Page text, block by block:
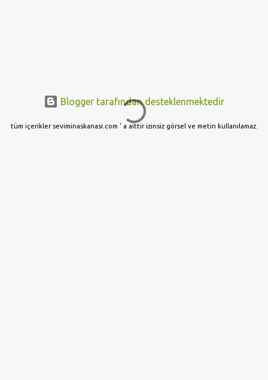
Blogger tarafından desteklenmektedir
tüm içerikler seviminaskanasi.com ' a aittir izinsiz görsel ve metin kullanılamaz.